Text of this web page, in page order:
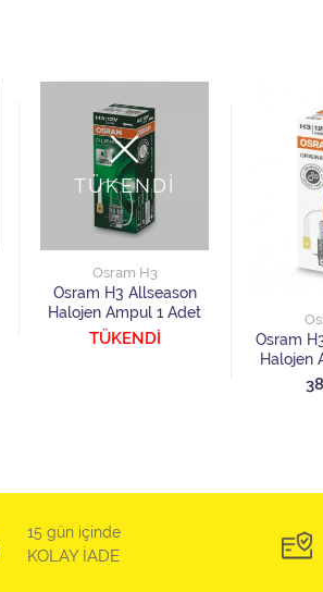
TÜKENDİ
Osram H3
Osram H3 Allseason
Halojen Ampul 1 Adet
TÜKENDİ
Osram
Halojen
15 gün içinde
KOLAY İADE